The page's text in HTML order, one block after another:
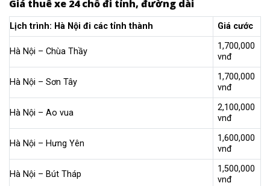
Giá thuê xe 24 chỗ đi tỉnh, đường dài
Lịch trình: Hà Nội đi các tỉnh thành Giá cước
Hà Nội – Chùa Thầy
1,700,000
vnđ
Hà Nội – Sơn Tây
1,700,000
vnđ
Hà Nội – Ao vua
2,100,000
vnđ
Hà Nội – Hưng Yên
1,600,000
vnđ
Hà Nội – Bút Tháp
1,500,000
vnđ